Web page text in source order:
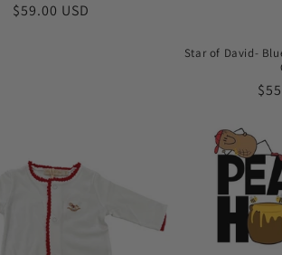
Prix
$59.00 USD
Star of David-